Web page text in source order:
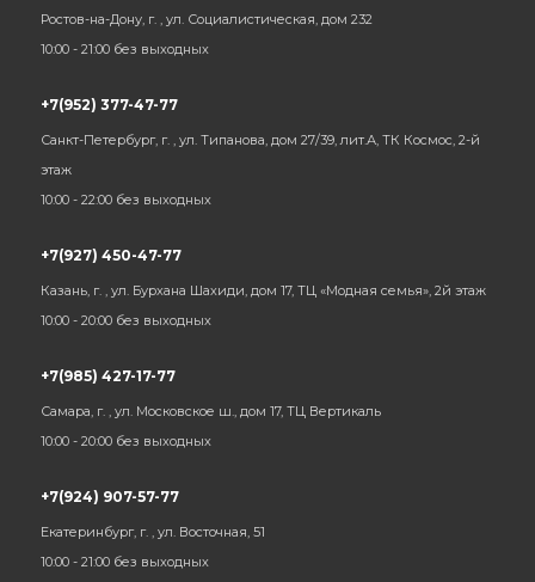
Ростов-на-Дону, г. , ул. Социалистическая, дом 232
10:00 - 21:00 без выходных
+7(952) 377-47-77
Санкт-Петербург, г. , ул. Типанова, дом 27/39, лит.А, ТК Космос, 2-й
этаж
10:00 - 22:00 без выходных
+7(927) 450-47-77
Казань, г. , ул. Бурхана Шахиди, дом 17, ТЦ «Модная семья», 2й этаж
10:00 - 20:00 без выходных
+7(985) 427-17-77
Самара, г. , ул. Московское ш., дом 17, ТЦ Вертикаль
10:00 - 20:00 без выходных
+7(924) 907-57-77
Екатеринбург, г. , ул. Восточная, 51
10:00 - 21:00 без выходных